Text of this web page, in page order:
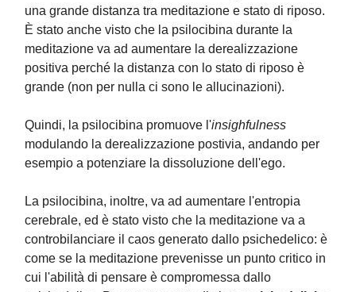
una grande distanza tra meditazione e stato di riposo.
È stato anche visto che la psilocibina durante la
meditazione va ad aumentare la derealizzazione
positiva perché la distanza con lo stato di riposo è
grande (non per nulla ci sono le allucinazioni).
Quindi, la psilocibina promuove l'insighfulness
modulando la derealizzazione postivia, andando per
esempio a potenziare la dissoluzione dell'ego.
La psilocibina, inoltre, va ad aumentare l'entropia
cerebrale, ed è stato visto che la meditazione va a
controbilanciare il caos generato dallo psichedelico: è
come se la meditazione prevenisse un punto critico in
cui l'abilità di pensare è compromessa dallo